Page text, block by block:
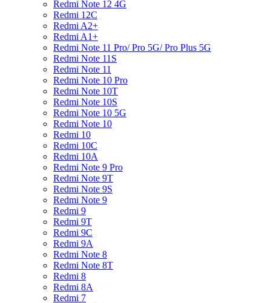
Redmi Note 12 4G
Redmi 12C
Redmi A2+
Redmi A1+
Redmi Note 11 Pro/ Pro 5G/ Pro Plus 5G
Redmi Note 11S
Redmi Note 11
Redmi Note 10 Pro
Redmi Note 10T
Redmi Note 10S
Redmi Note 10 5G
Redmi Note 10
Redmi 10
Redmi 10C
Redmi 10A
Redmi Note 9 Pro
Redmi Note 9T
Redmi Note 9S
Redmi Note 9
Redmi 9
Redmi 9T
Redmi 9C
Redmi 9A
Redmi Note 8
Redmi Note 8T
Redmi 8
Redmi 8A
Redmi 7